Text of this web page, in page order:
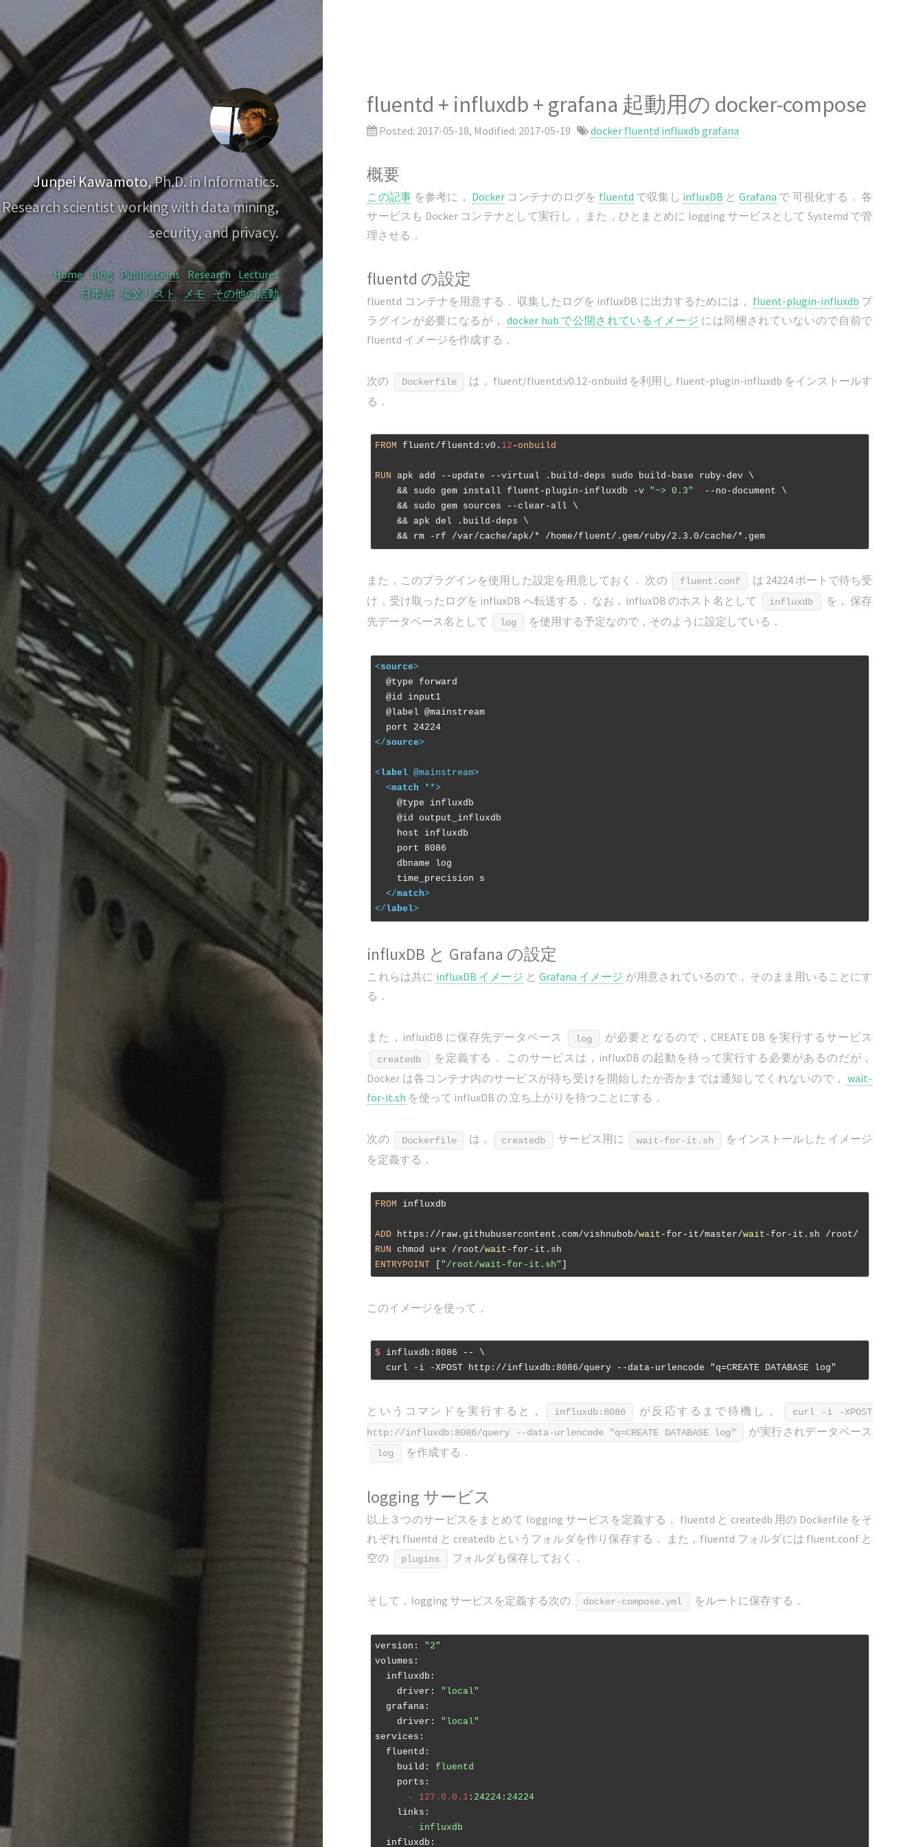
Junpei Kawamoto, Ph.D. in Informatics.
Research scientist working with data mining,
security, and privacy.
Home Blog Publications Research
Lectures
日本語 論文リスト メモ その他の活動
fluentd + influxdb + grafana 起動用の docker-compose
Posted: 2017-05-18, Modified: 2017-05-19 docker fluentd influxdb grafana
概要
この記事 を参考に， Docker コンテナのログを fluentd で収集し influxDB と Grafana で 可視化する． 各
サービスも Docker コンテナとして実行し， また，ひとまとめに logging サービスとして Systemd で管
理させる．
fluentd の設定
fluentd コンテナを用意する． 収集したログを influxDB に出力するためには， fluent-plugin-influxdb プ
ラグインが必要になるが，docker hub で公開されているイメージ には同梱されていないので自前で
fluentd イメージを作成する．
次の Dockerfile
は， fluent/fluentd:v0.12-onbuild を利用し fluent-plugin-influxdb をインストールす
る．
FROM fluent/fluentd:v0. 12 -onbuild
RUN apk add --update --virtual .build-deps sudo build-base ruby-dev \
    && sudo gem install fluent-plugin-influxdb -v
"~> 0.3"
  --no-document \
    && sudo gem sources --clear-all \
    && apk del .build-deps \
    && rm -rf /var/cache/apk/* /home/fluent/.gem/ruby/2.3.0/cache/*.gem
また，このプラグインを使用した設定を用意しておく． 次の fluent.conf
は 24224 ポートで待ち受
け，受け取ったログを influxDB へ転送する． なお，influxDB のホスト名として
influxdb
を， 保存
先データベース名として
log を使用する予定なので，そのように設定している．
<source>
  @type forward
  @id input1
  @label @mainstream
</source>
<label @mainstream>
<match **>
    @type influxdb
    @id output_influxdb
    host influxdb
    port 8086
    dbname log
    time_precision s
</match>
</label>
influxDB と Grafana の設定
これらは共に influxDB イメージ と Grafana イメージ が用意されているので， そのまま用いることにす
る．
また，influxDB に保存先データベース log が必要となるので，CREATE DB を実行するサービス
createdb
を定義する． このサービスは，influxDB の起動を待って実行する必要があるのだが，
Docker は各コンテナ内のサービスが待ち受けを開始したか否かまでは通知してくれないので，wait-
for-it.sh を使って influxDB の 立ち上がりを待つことにする．
次の Dockerfile は， createdb サービス用に wait-for-it.sh
をインストールした イメージ
を定義する．
FROM influxdb
ADD https://raw.githubusercontent.com/vishnubob/wait -for-it/master/wait -for-it.sh /root/
RUN
chmod u+x /root/wait -for-it.sh
ENTRYPOINT
"/root/wait-for-it.sh"
このイメージを使って，
$ influxdb:8086 -- \
というコマンドを実行すると， influxdb:8086 が反応するまで待機し，
curl -i -XPOST
http://influxdb:8086/query --data-urlencode "q=CREATE DATABASE log"
が実行されデータベース
log を作成する．
logging サービス
以上３つのサービスをまとめて logging サービスを定義する． fluentd と createdb 用の Dockerfile をそ
れぞれ fluentd と createdb というフォルダを作り保存する． また，fluentd フォルダには fluent.conf と
空の
plugins フォルダも保存しておく．
そして，logging サービスを定義する次の docker-compose.yml をルートに保存する．
version:
"2"
volumes:
  influxdb:
    driver:
"local"
  grafana:
    driver:
"local"
services:
  fluentd:
    build:
fluentd
    ports:
      -
127.0 .0 .1 :24224:24224
    links:
      -
influxdb
  influxdb: